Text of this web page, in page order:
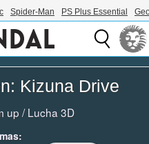
Spider-Man PS Plus Essential
Kizuna Drive
up /Lucha 3D